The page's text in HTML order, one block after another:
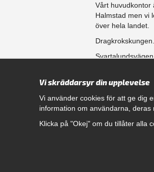
Vårt huvudkontor
Halmstad men vi
över hela landet.
556861-0256
Öppettider
Hitta rätt
Vi skräddarsyr din upplevelse
Vi använder cookies för att ge dig
information om användarna, deras
Klicka på "Okej" om du tillåter alla